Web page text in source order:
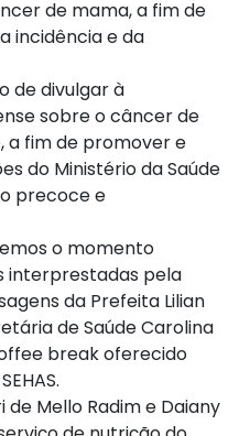
de mama, a fim de
incidência e da
de divulgar à
sobre o câncer de
a fim de promover e
do Ministério da Saúde
precoce e
o momento
interprestadas pela
da Prefeita Lilian
de Saúde Carolina
break oferecido
Mello Radim e Daiany